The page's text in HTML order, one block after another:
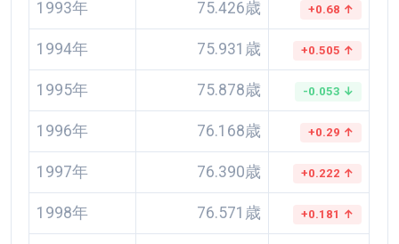
1993年 75.426歳 +0.68 ↑
1994年 75.931歳 +0.505 ↑
1995年 75.878歳 -0.053 ↓
1996年 76.168歳 +0.29 ↑
1997年 76.390歳 +0.222 ↑
1998年 76.571歳 +0.181 ↑